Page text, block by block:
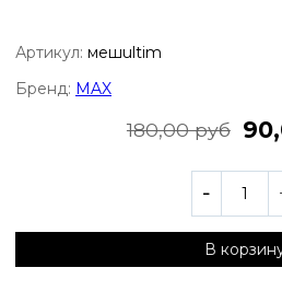
Артикул: мешultim
Бренд: MAX
180,00 руб
В